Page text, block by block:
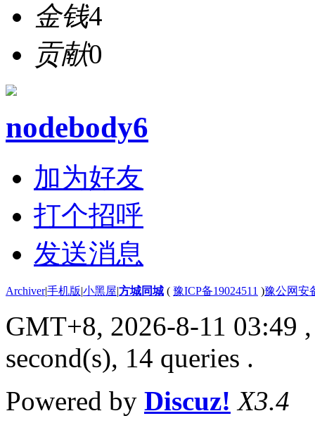
金钱4
贡献0
nodebody6
加为好友
打个招呼
发送消息
Archiver|手机版|小黑屋|方城同城 ( 豫ICP备19024511 )豫公网安
GMT+8, 2026-8-11 03:49
second(s), 14 queries .
Powered by Discuz! X3.4